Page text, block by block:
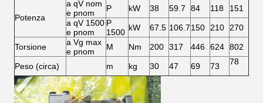
Potenza
a qV nom
e pnom
P kW 38 59.7 84 118
151
a qV 1500
e pnom
P
1500 kW 67.5 106.7150 210 270
Torsione
a Vg max
e pnom
M Nm 200 317 446 624 802
Peso (circa) m kg 30 47 69 73 78